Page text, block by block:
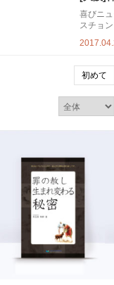
してイ
スの...
喜びニ
スチョ
会をも
方や兄
があり
ネの福
初めて